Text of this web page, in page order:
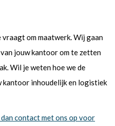
om maatwerk. Wij gaan
jouw kantoor om te zetten
Wil je weten hoe we de
inhoudelijk en logistiek
dan contact met ons op voor